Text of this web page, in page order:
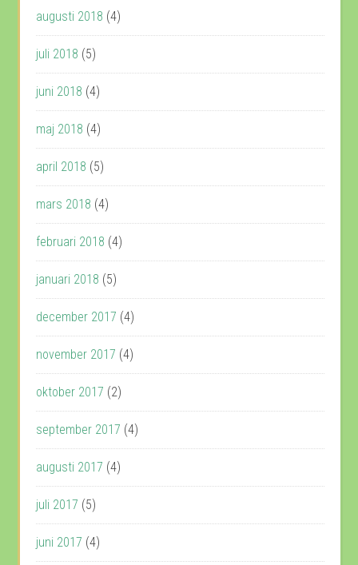
augusti 2018 (4)
juli 2018 (5)
juni 2018 (4)
maj 2018 (4)
april 2018 (5)
mars 2018 (4)
februari 2018 (4)
januari 2018 (5)
december 2017 (4)
november 2017 (4)
oktober 2017 (2)
september 2017 (4)
augusti 2017 (4)
juli 2017 (5)
juni 2017 (4)